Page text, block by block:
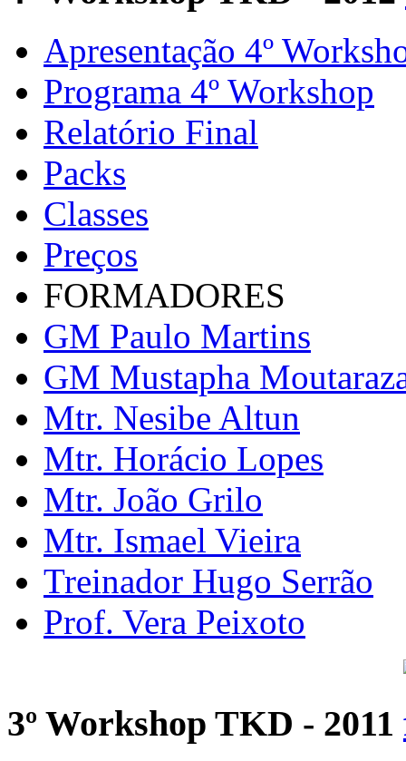
Apresentação 4º
Programa 4º Workshop
Relatório Final
Packs
Classes
Preços
FORMADORES
GM Paulo Martins
GM Mustapha
Mtr. Nesibe Altun
Mtr. Horácio Lopes
Mtr. João Grilo
Mtr. Ismael Vieira
Treinador Hugo Serrão
Prof. Vera Peixoto
3º Workshop TKD - 2011